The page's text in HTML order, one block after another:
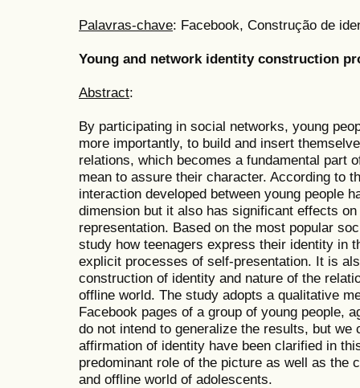
Palavras-chave: Facebook, Construção de
Young and network identity construction
Abstract:
By participating in social networks, young
more importantly, to build and insert
relations, which becomes a fundamental part
mean to assure their character. According to
interaction developed between young people
dimension but it also has significant effects
representation. Based on the most popular
study how teenagers express their identity in
explicit processes of self-presentation. It is
construction of identity and nature of the
offline world. The study adopts a qualitative
Facebook pages of a group of young people,
do not intend to generalize the results, but
affirmation of identity have been clarified in
predominant role of the picture as well as the
and offline world of adolescents.